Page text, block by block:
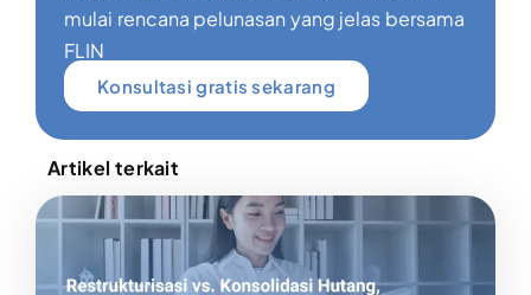
mulai rencana pelunasan yang jelas bersama
FLIN
Konsultasi gratis sekarang
Artikel terkait